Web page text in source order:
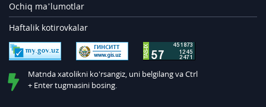
Ochiq ma’lumotlar
Haftalik kotirovkalar
Matnda xatolikni ko'rsangiz, uni belgilang va Ctrl
+ Enter tugmasini bosing.